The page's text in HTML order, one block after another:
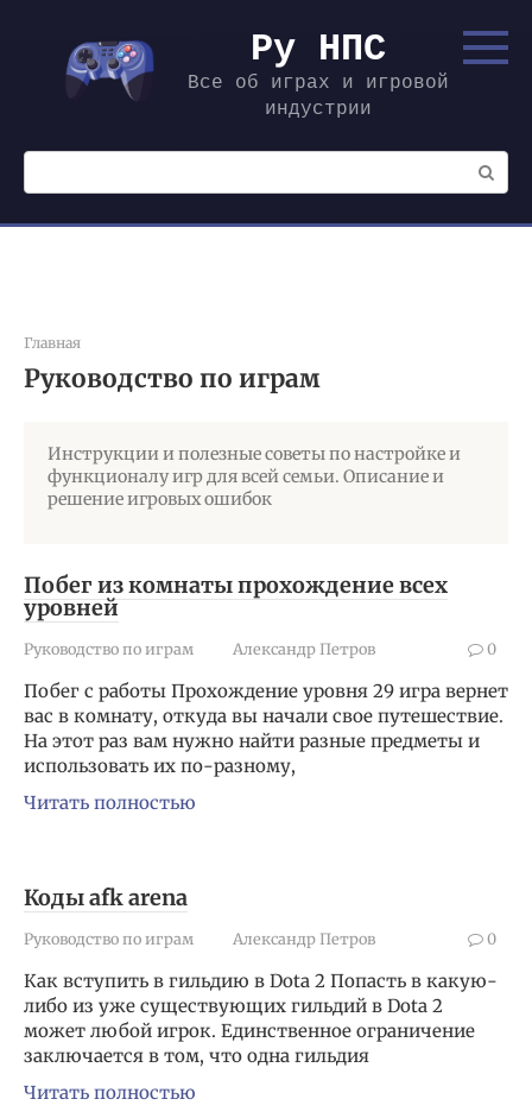
контенту
Ру НПС
Все об играх и игровой
индустрии
Поиск:
Главная
Руководство по играм
Инструкции и полезные советы по настройке и
функционалу игр для всей семьи. Описание и
решение игровых ошибок
Побег из комнаты прохождение всех
уровней
Руководство по играм Александр Петров 0
Побег с работы Прохождение уровня 29 игра вернет
вас в комнату, откуда вы начали свое путешествие.
На этот раз вам нужно найти разные предметы и
использовать их по-разному,
Читать полностью
Коды afk arena
Руководство по играм Александр Петров 0
Как вступить в гильдию в Dota 2 Попасть в какую-
либо из уже существующих гильдий в Dota 2
может любой игрок. Единственное ограничение
заключается в том, что одна гильдия
Читать полностью